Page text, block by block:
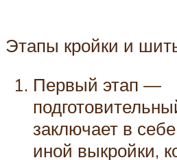
Этапы кройки и
Первый этап —
заключает в
иной выкройки,